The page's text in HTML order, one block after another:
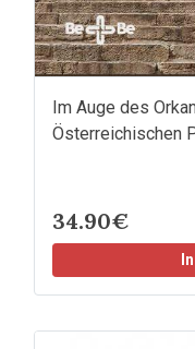
Im Auge des
Österreichischen
34.90€